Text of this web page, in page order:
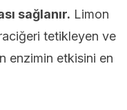
sağlanır. Limon
tetikleyen ve
enzimin etkisini en